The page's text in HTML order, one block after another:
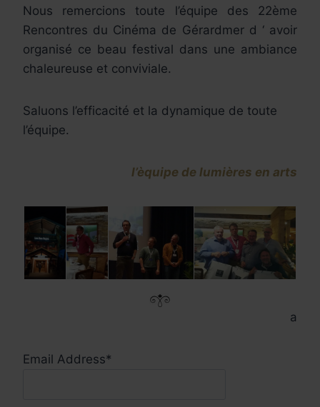
Nous remercions toute l’équipe des 22ème
Rencontres du Cinéma de Gérardmer d ‘ avoir
organisé ce beau festival dans une ambiance
chaleureuse et conviviale.
Saluons l’efficacité et la dynamique de toute
l’équipe.
l’èquipe de lumières en arts
a
Email Address*